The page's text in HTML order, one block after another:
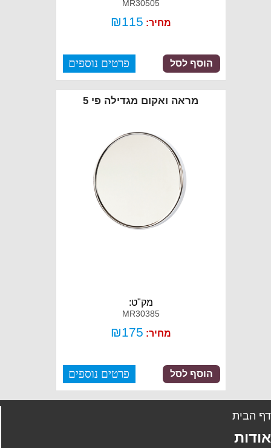
MR30505
מחיר: ₪115
פרטים נוספים הוסף לסל
מראה ואקום מגדילה פי 5
מק"ט:
MR30385
מחיר: ₪175
פרטים נוספים הוסף לסל
הבית